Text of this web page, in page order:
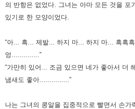
의 반항은 없었다.
그녀는 아마 모든 것을 포
있기로 한 모양이었다.
“아... 흑... 제발... 하지 마... 하지 마... 흑흑
엉..............”
“가만히 있어... 조금 있으면 네가 좋아서 더
냄새도 좋아...............”
나는 그녀의 콩알을 집중적으로 빨면서 손가